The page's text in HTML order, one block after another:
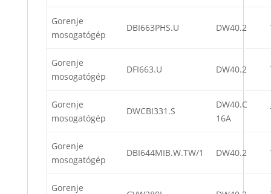
Gorenje
mosogatógép
DBI663PHS.U DW40.2
Gorenje
mosogatógép
DFI663.U DW40.2
Gorenje
mosogatógép
DWCBI331.S
DW40.C
16A
Gorenje
mosogatógép
DBI644MIB.W.TW/1 DW40.2
Gorenje